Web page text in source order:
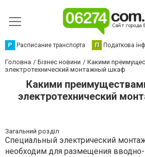
Р Расписание транспорта П Податкова
Головна Бізнес новини
Какими
электротехнический монтажный шкаф
Какими
электротехнический
Загальний розділ
Специальный электрический
необходим для размещения вводно-